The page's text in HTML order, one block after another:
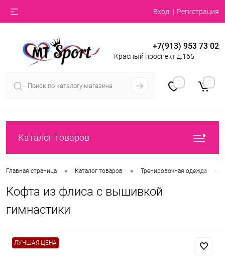
Вход Регистрация
+7(913) 953 73 02
Красный проспект д.165
0 0
Каталог товаров
Главная страница • Каталог товаров • Тренировочная одежда
Кофта из флиса с вышивкой
гимнастики
ЛУЧШАЯ ЦЕНА